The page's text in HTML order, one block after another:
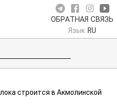
ОБРАТНАЯ СВЯЗЬ
Язык RU
строится в Акмолинской